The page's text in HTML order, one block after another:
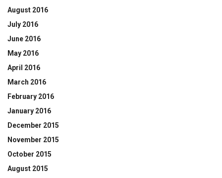
August 2016
July 2016
June 2016
May 2016
April 2016
March 2016
February 2016
January 2016
December 2015
November 2015
October 2015
August 2015